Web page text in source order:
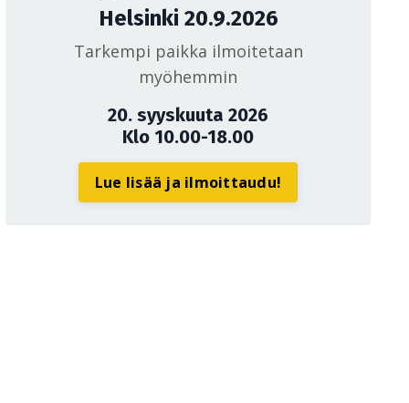
Helsinki 20.9.2026
Tarkempi paikka ilmoitetaan
myöhemmin
20. syyskuuta 2026
Klo 10.00-18.00
Lue lisää ja ilmoittaudu!